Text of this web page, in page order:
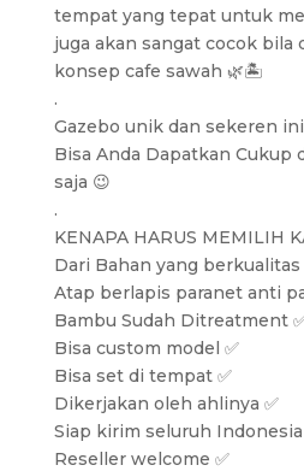
tempat yang tepat untuk
juga akan sangat cocok bila
konsep cafe sawah 🌿🏝️
.
Gazebo unik dan sekeren ini
Bisa Anda Dapatkan Cukup
saja 😉
.
KENAPA HARUS MEMILIH
Dari Bahan yang berkualitas
Atap berlapis paranet anti
Bambu Sudah Ditreatment
Bisa custom model ✅
Bisa set di tempat ✅
Dikerjakan oleh ahlinya ✅
Siap kirim seluruh Indonesia
Reseller welcome ✅